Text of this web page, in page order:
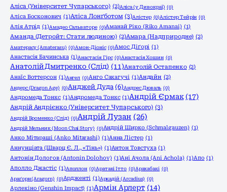
Аліса (Університет Чупарського) (2)Аліса (у Дивокраї) (0)
Аліса Босконович (1)Аліса Лонґботом (3)Алістер (0)Алістер Тейрін (0)
Алія Атрід (1)Амадео Сальваторе (0)Аманай Ріко (Riko Amanai) (1)
Аманда (Детройт: Стати людиною) (2)Амара (Надприродне) (2)
Аматерасу (Amaterasu) (0)Амон-Діоніс (0)Амос Діґорі (1)
Анастасія Бачинська (1)Анастасія Гірс (0)Анастасія Хошин (0)
Анатолій Дмитренко (Слід) (11)Анатолій Остапенко (2)
Анаїс Воттерсон (1)Ангел (0)Анго Сакагучі (1)Андайн (2)
Андерс (Dragon Age) (0)Анджей Дуда (6)Андрес Дюваль (0)
Андромеда Тонкс (1)Андромеда Тонкс (1)Андрій Єрмак (17)
Андрій Андрієнко (Університет Чупарського) (3)
Андрій Броменко (Слід) (0)Андрій Лузан (26)
Андрій Мельник (Moon Chai Story) (0)Андрій Ширко (Schmalgauzen) (1)
Анко Мітараші (Anko Mitarashi) (1)Анна Лістер (1)
Аннунціата (Шварц Є. Л., «Тінь») (1)Антон Товстуха (1)
Антонін Дологов (Antonin Dolohov) (1)Ані Ачола (Ani Achola) (1)Апо (1)
Аполло Джастіс (1)Аполлон (0)Аратакі Ітто (0)Арахабакі (0)
Араґорн (Aragorn) (0)Ардженті (1)Аркадій (Arcadius) (0)
Арлекіно (Genshin Impact) (1)Армін Арлерт (14)